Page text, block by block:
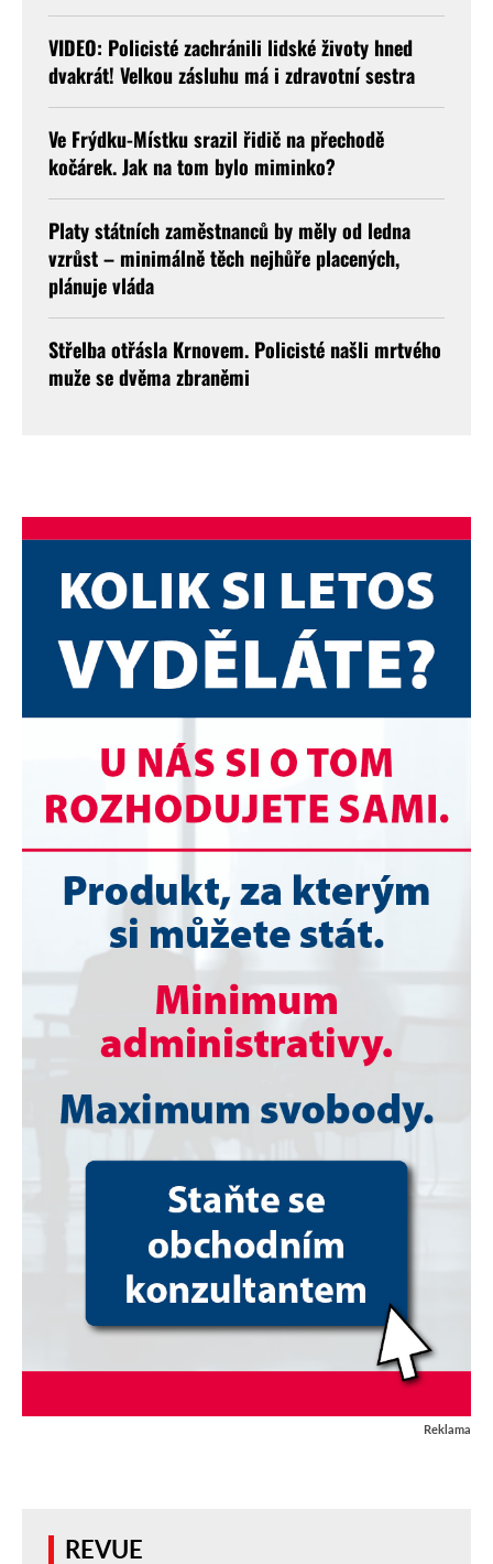
VIDEO: Policisté zachránili lidské životy hned
dvakrát! Velkou zásluhu má i zdravotní sestra
Ve Frýdku-Místku srazil řidič na přechodě
kočárek. Jak na tom bylo miminko?
Platy státních zaměstnanců by měly od ledna
vzrůst – minimálně těch nejhůře placených,
plánuje vláda
Střelba otřásla Krnovem. Policisté našli mrtvého
muže se dvěma zbraněmi
Reklama
REVUE